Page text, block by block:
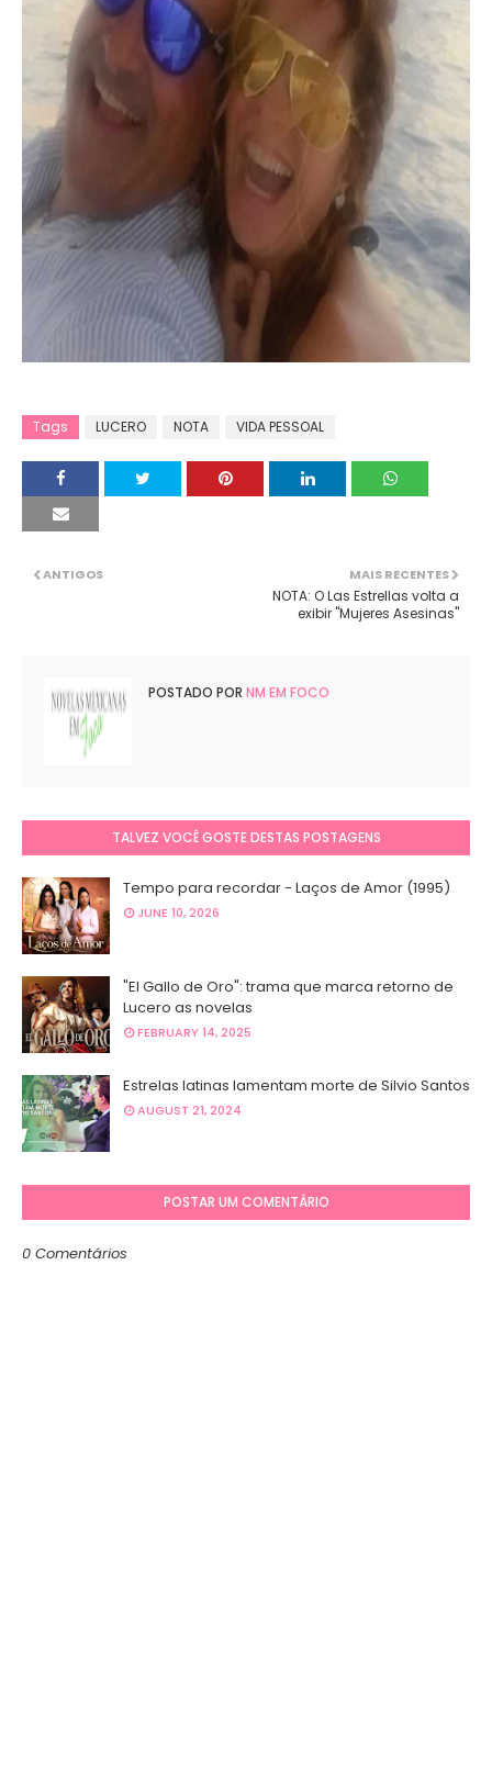
Tags LUCERO NOTA VIDA PESSOAL
MAIS RECENTES
NOTA: O Las Estrellas volta a
exibir "Mujeres Asesinas"
ANTIGOS
POSTADO POR NM EM FOCO
TALVEZ VOCÊ GOSTE DESTAS POSTAGENS
Tempo para recordar - Laços de Amor (1995)
JUNE 10, 2026
"El Gallo de Oro": trama que marca retorno de
Lucero as novelas
FEBRUARY 14, 2025
Estrelas latinas lamentam morte de Silvio Santos
AUGUST 21, 2024
POSTAR UM COMENTÁRIO
0 Comentários